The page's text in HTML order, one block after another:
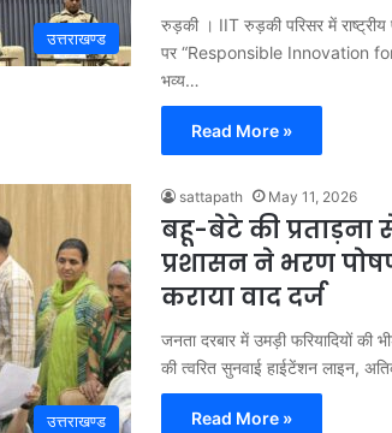
उत्तराखण्ड
रुड़की । IIT रुड़की परिसर में
पर “Responsible Innovation
भव्य…
Read More »
उत्तराखण्ड
sattapath May 11, 2026
बहू-बेटे की प्रताड़ना
प्रशासन ने भरण
कराया वाद दर्ज
जनता दरबार में उमड़ी फरियादियों की
की त्वरित सुनवाई हाईटेंशन लाइन,
Read More »